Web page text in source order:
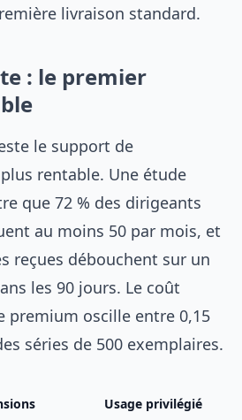
livraison standard.
: le premier
le support de
rentable. Une étude
que 72 % des dirigeants
au moins 50 par mois, et
reçues débouchent sur un
les 90 jours. Le coût
premium oscille entre 0,15
séries de 500 exemplaires.
Usage privilégié